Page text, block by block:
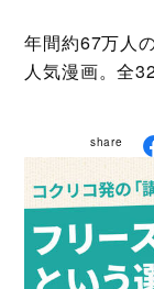
年間約67万人
人気漫画。全
share